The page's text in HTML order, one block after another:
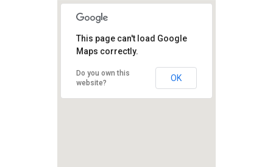
This page can't load Google
Maps correctly.
Do you own this
website?
OK